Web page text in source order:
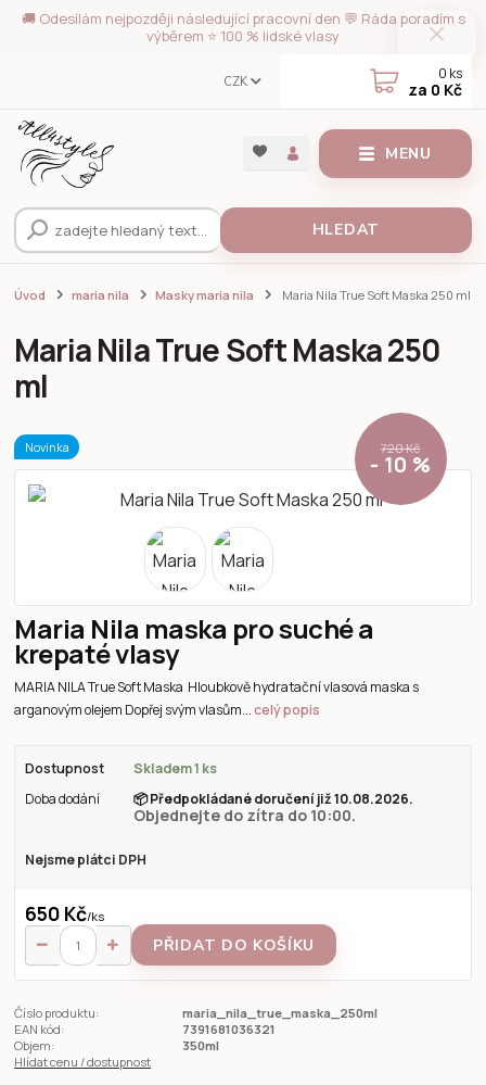
🚚 Odesílám nejpozději následující pracovní den 💬 Ráda poradím s
výběrem ⭐ 100 % lidské vlasy
MENU
CZK
HLEDAT
0 ks
za 0 Kč
Úvod maria nila Masky maria nila Maria Nila True Soft Maska 250 ml
Maria Nila True Soft Maska 250
ml
Novinka 720 Kč
- 10 %
Maria Nila maska pro suché a
krepaté vlasy
MARIA NILA True Soft Maska Hloubkově hydratační vlasová maska s
arganovým olejem Dopřej svým vlasům...celý popis
Dostupnost
Skladem 1 ks
Doba dodání
📦Předpokládané doručení již 10.08.2026.
Objednejte do zítra do 10:00.
Nejsme plátci DPH
650 Kč/ks
PŘIDAT DO KOŠÍKU
Číslo produktu:
maria_nila_true_maska_250ml
EAN kód:
7391681036321
Objem:
350ml
Hlídat cenu / dostupnost